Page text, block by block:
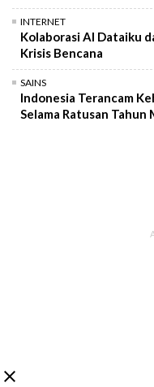
INTERNET
Kolaborasi AI Dataiku
Krisis Bencana
SAINS
Indonesia Terancam
Selama Ratusan Tahun
